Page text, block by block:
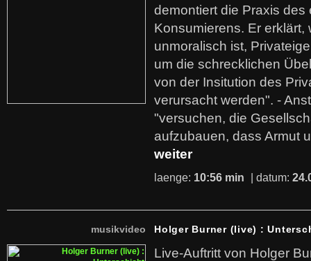
demontiert die Praxis des
Konsumierens. Er erklärt,
unmoralisch ist,
um die schrecklichen
von der Insitution des
verursacht werden". -
"versuchen, die
aufzubauen, dass Armut
weiter
laenge: 10:56 min | datum:
musikvideo Holger Burner (live) :
Live-Auftritt von Holger